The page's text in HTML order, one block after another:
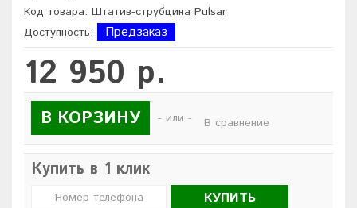
Код товара: Штатив-струбцина Pulsar
Доступность:
Предзаказ
12 950 р.
В КОРЗИНУ - или - В сравнение
Купить в 1 клик
КУПИТЬ